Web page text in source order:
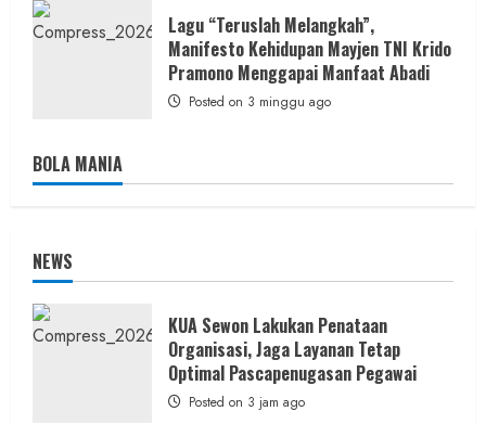
Lagu “Teruslah Melangkah”,
Manifesto Kehidupan Mayjen TNI Krido
Pramono Menggapai Manfaat Abadi
Posted on 3 minggu ago
BOLA MANIA
NEWS
KUA Sewon Lakukan Penataan
Organisasi, Jaga Layanan Tetap
Optimal Pascapenugasan Pegawai
Posted on 3 jam ago